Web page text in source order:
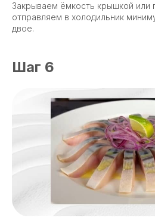
Закрываем ёмкость крышкой или
отправляем в холодильник
двое.
Шаг 6